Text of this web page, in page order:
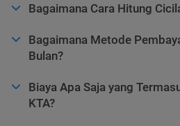
Bagaimana Cara Hitung
Bagaimana Metode
Bulan?
Biaya Apa Saja yang
KTA?